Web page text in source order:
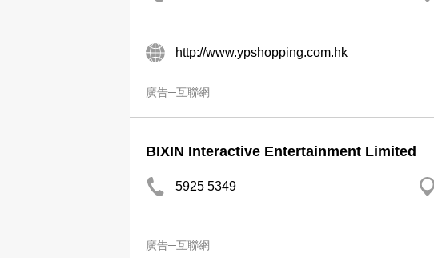
http://www.ypshopping.com.hk
廣告─互聯網
BIXIN Interactive Entertainment Limited
5925 5349
廣告─互聯網